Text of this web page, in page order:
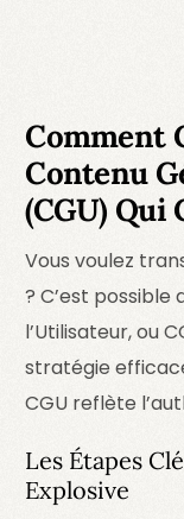
Comment
Contenu
(CGU)
Vous voulez
? C’est
l’Utilisateur, ou
stratégie
CGU reflète
Les Étapes
Explosive